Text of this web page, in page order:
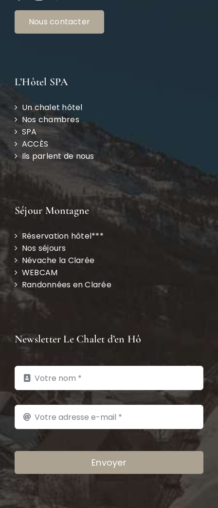
Nous contacter
L’Hôtel SPA
Un chalet hôtel
Nos chambres
SPA
ACCÈS
Ils parlent de nous
Séjour Montagne
Réservation hôtel***
Nos séjours
Névache la Clarée
WEBCAM
Randonnées en Clarée
Newsletter Le Chalet d’en Hô
Envoyer